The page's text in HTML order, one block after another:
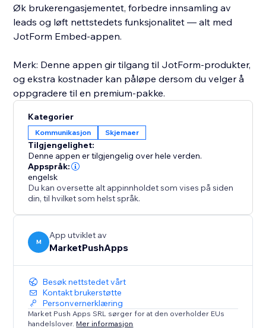
Øk brukerengasjementet, forbedre innsamling av
leads og løft nettstedets funksjonalitet — alt med
JotForm Embed-appen.
Merk: Denne appen gir tilgang til JotForm-produkter,
og ekstra kostnader kan påløpe dersom du velger å
oppgradere til en premium-pakke.
Kategorier
Kommunikasjon Skjemaer
Tilgjengelighet:
Denne appen er tilgjengelig over hele verden.
Appspråk:
engelsk
Du kan oversette alt appinnholdet som vises på siden
din, til hvilket som helst språk.
M
App utviklet av
MarketPushApps
Besøk nettstedet vårt
Kontakt brukerstøtte
Personvernerklæring
Market Push Apps SRL sørger for at den overholder EUs
handelslover. Mer informasjon